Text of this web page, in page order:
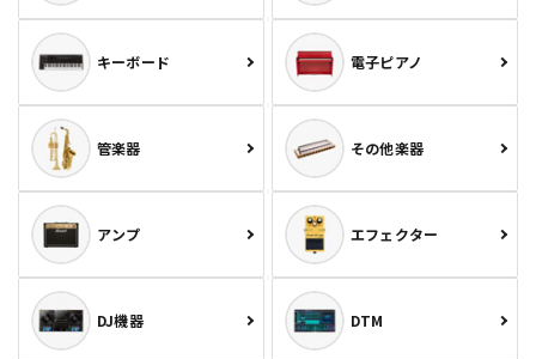
キーボード 電子ピアノ
管楽器 その他楽器
アンプ エフェクター
DJ機器 DTM